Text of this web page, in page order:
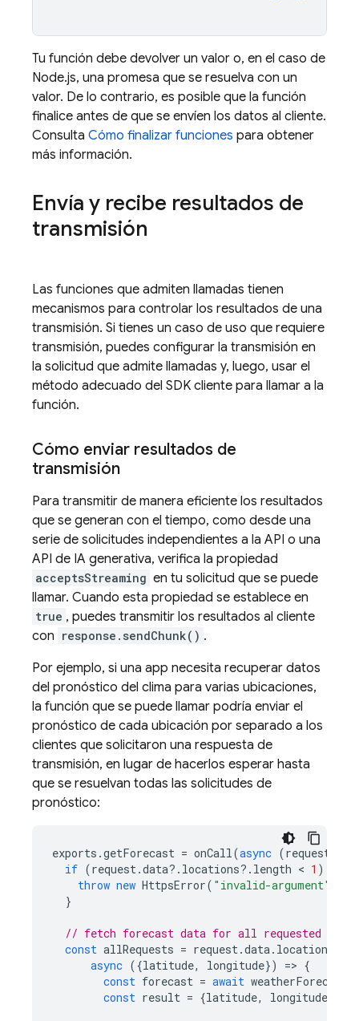
Tu función debe devolver un valor o, en el caso de
Node.js, una promesa que se resuelva con un
valor. De lo contrario, es posible que la función
finalice antes de que se envíen los datos al cliente.
Consulta Cómo finalizar funciones para obtener
más información.
Envía y recibe resultados de
transmisión
Las funciones que admiten llamadas tienen
mecanismos para controlar los resultados de una
transmisión. Si tienes un caso de uso que requiere
transmisión, puedes configurar la transmisión en
la solicitud que admite llamadas y, luego, usar el
método adecuado del SDK cliente para llamar a la
función.
Cómo enviar resultados de
transmisión
Para transmitir de manera eficiente los resultados
que se generan con el tiempo, como desde una
serie de solicitudes independientes a la API o una
API de IA generativa, verifica la propiedad
acceptsStreaming en tu solicitud que se puede
llamar. Cuando esta propiedad se establece en
true , puedes transmitir los resultados al cliente
con response.sendChunk() .
Por ejemplo, si una app necesita recuperar datos
del pronóstico del clima para varias ubicaciones,
la función que se puede llamar podría enviar el
pronóstico de cada ubicación por separado a los
clientes que solicitaron una respuesta de
transmisión, en lugar de hacerlos esperar hasta
que se resuelvan todas las solicitudes de
pronóstico:
exports .getForecast = onCall(async (request
if (request.data? . locations? . length < 1 )
throw new HttpsError( "invalid-argument"
}
// fetch forecast data for all requested
const allRequests = request.data. locations
async ({latitude, longitude}) => {
const forecast = await
const result = {latitude, longitude